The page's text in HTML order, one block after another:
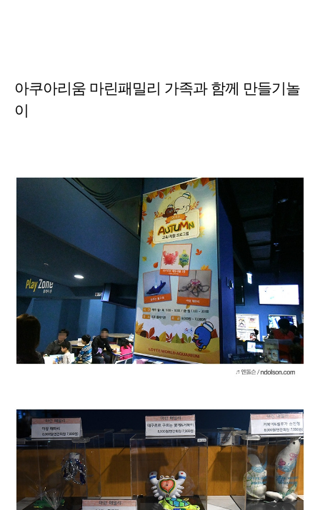
아쿠아리움 마린패밀리 가족과 함께 만들기놀
이